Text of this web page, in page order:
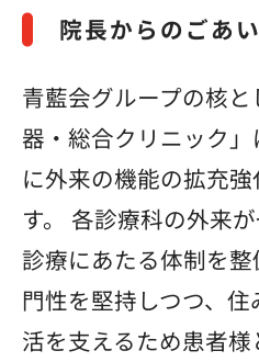
院長からのごあ
青藍会グループの核
器・総合クリニック
に外来の機能の拡充
す。 各診療科の外来
診療にあたる体制を
門性を堅持しつつ、
活を支えるため患者